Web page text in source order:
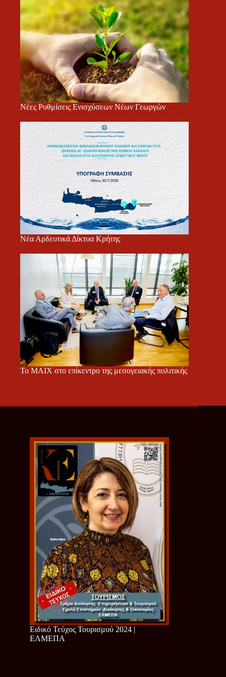
Νέες Ρυθμίσεις Ενισχύσεων Νέων Γεωργών
Νέα Αρδευτικά Δίκτυα Κρήτης
Το ΜΑΙΧ στο επίκεντρο της μεσογειακής πολιτικής
Ειδικό Τεύχος Τουρισμού 2024 |
ΕΛΜΕΠΑ